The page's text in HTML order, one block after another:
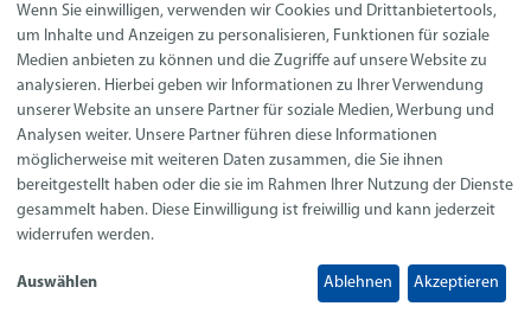
Wenn Sie einwilligen, verwenden wir Cookies und Drittanbietertools,
um Inhalte und Anzeigen zu personalisieren, Funktionen für soziale
Medien anbieten zu können und die Zugriffe auf unsere Website zu
analysieren. Hierbei geben wir Informationen zu Ihrer Verwendung
unserer Website an unsere Partner für soziale Medien, Werbung und
Analysen weiter. Unsere Partner führen diese Informationen
möglicherweise mit weiteren Daten zusammen, die Sie ihnen
bereitgestellt haben oder die sie im Rahmen Ihrer Nutzung der Dienste
gesammelt haben. Diese Einwilligung ist freiwillig und kann jederzeit
widerrufen werden.
Auswählen Ablehnen Akzeptieren